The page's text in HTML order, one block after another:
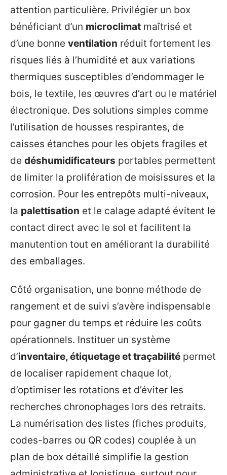
attention particulière. Privilégier un box
bénéficiant d’un microclimat maîtrisé et
d’une bonne ventilation réduit fortement les
risques liés à l’humidité et aux variations
thermiques susceptibles d’endommager le
bois, le textile, les œuvres d’art ou le matériel
électronique. Des solutions simples comme
l’utilisation de housses respirantes, de
caisses étanches pour les objets fragiles et
de déshumidificateurs portables permettent
de limiter la prolifération de moisissures et la
corrosion. Pour les entrepôts multi-niveaux,
la palettisation et le calage adapté évitent le
contact direct avec le sol et facilitent la
manutention tout en améliorant la durabilité
des emballages.
Côté organisation, une bonne méthode de
rangement et de suivi s’avère indispensable
pour gagner du temps et réduire les coûts
opérationnels. Instituer un système
d’inventaire, étiquetage et traçabilité permet
de localiser rapidement chaque lot,
d’optimiser les rotations et d’éviter les
recherches chronophages lors des retraits.
La numérisation des listes (fiches produits,
codes-barres ou QR codes) couplée à un
plan de box détaillé simplifie la gestion